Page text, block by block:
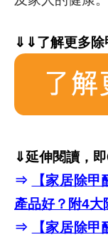
⇓⇓了解更多
⇓延伸閱讀，
⇒
【家居除
產品好？附4大
⇒
【家居除